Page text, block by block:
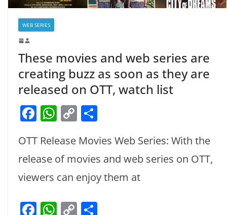
WEB SERIES
These movies and web series are
creating buzz as soon as they are
released on OTT, watch list
F
c
e
b
W
at
s
A
C
p
y
Li
ar
e
OTT Release Movies Web Series: With the
release of movies and web series on OTT,
viewers can enjoy them at
F W C